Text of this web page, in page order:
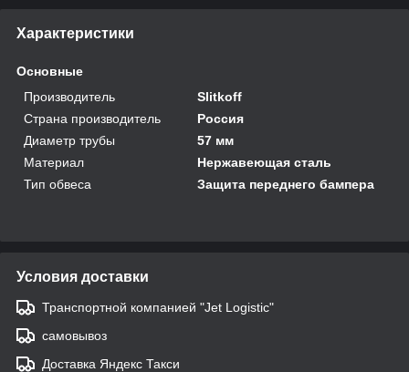
Характеристики
Основные
Производитель
Slitkoff
Страна производитель
Россия
Диаметр трубы
57 мм
Материал
Нержавеющая сталь
Тип обвеса
Защита переднего бампера
Условия доставки
Транспортной компанией "Jet Logistic"
самовывоз
Доставка Яндекс Такси